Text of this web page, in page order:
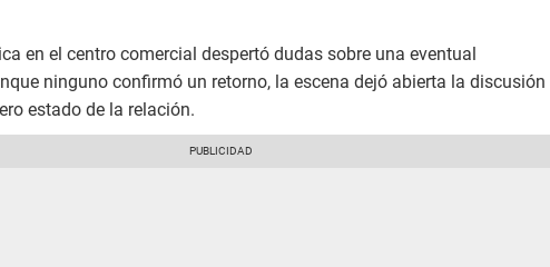
en el centro comercial despertó dudas sobre una eventual
ninguno confirmó un retorno, la escena dejó abierta la discusión
estado de la relación.